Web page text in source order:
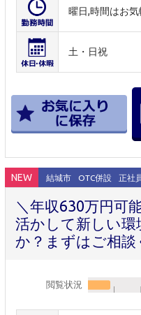
曜日,時間はお
土・日祝
NEW 結城市 OTC併設 正社
＼年収630万円可
活かして新しい環
か？まずはご相
閲覧状況